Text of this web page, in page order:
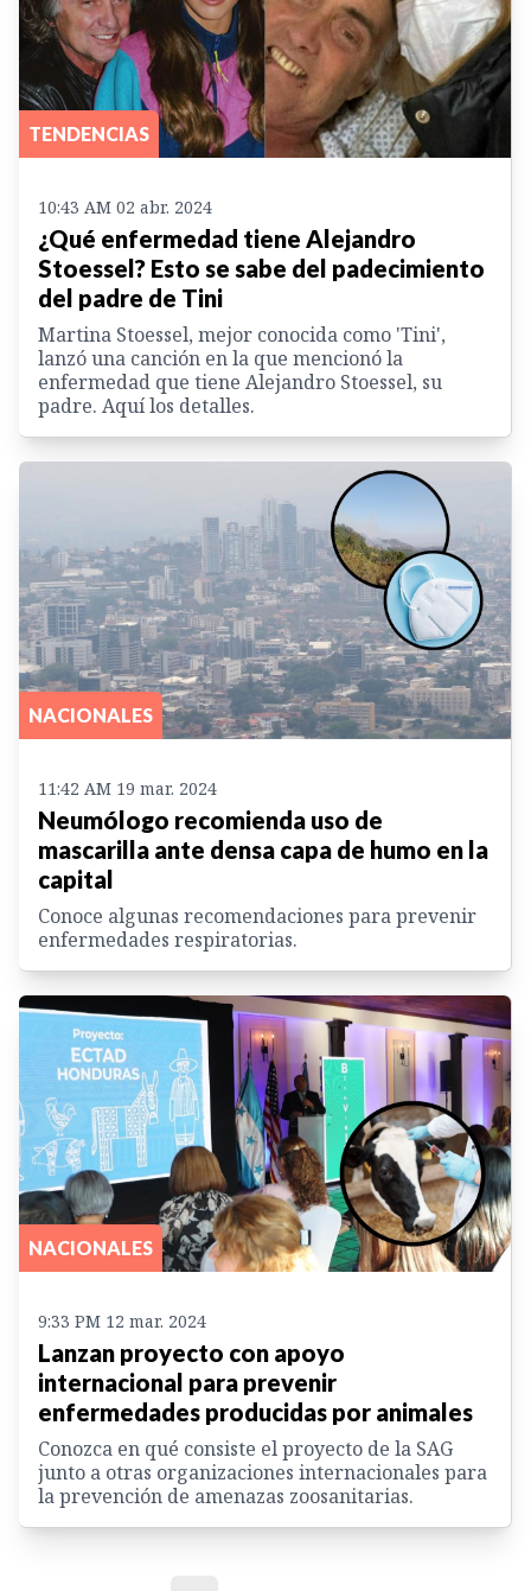
TENDENCIAS
10:43 AM 02 abr. 2024
¿Qué enfermedad tiene Alejandro
Stoessel? Esto se sabe del padecimiento
del padre de Tini
Martina Stoessel, mejor conocida como 'Tini',
lanzó una canción en la que mencionó la
enfermedad que tiene Alejandro Stoessel, su
padre. Aquí los detalles.
NACIONALES
11:42 AM 19 mar. 2024
Neumólogo recomienda uso de
mascarilla ante densa capa de humo en la
capital
Conoce algunas recomendaciones para prevenir
enfermedades respiratorias.
NACIONALES
9:33 PM 12 mar. 2024
Lanzan proyecto con apoyo
internacional para prevenir
enfermedades producidas por animales
Conozca en qué consiste el proyecto de la SAG
junto a otras organizaciones internacionales para
la prevención de amenazas zoosanitarias.